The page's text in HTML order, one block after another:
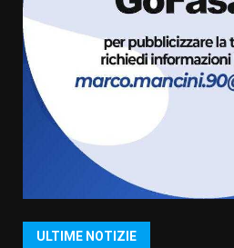
ULTIME NOTIZIE
6 Agosto 2026
7
La magia del
assoluta de
Belvedere. Il
“I
appuntamento
Banda”
7 Agosto 2026